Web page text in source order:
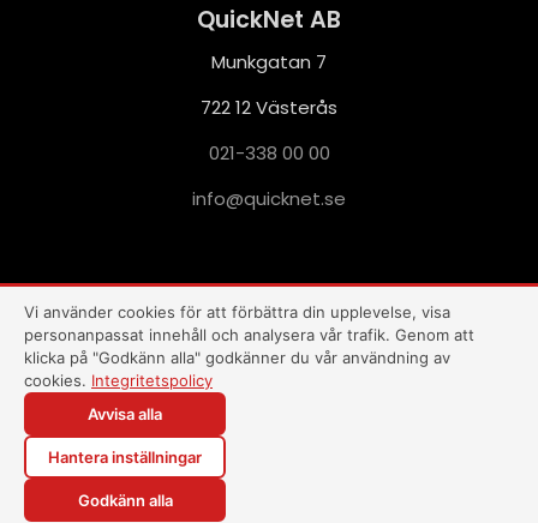
QuickNet AB
Munkgatan 7
722 12 Västerås
021-338 00 00
es.te
nkciu
q@ofn
i
This site is protected by reCAPTCHA and the Google
Terms of Service